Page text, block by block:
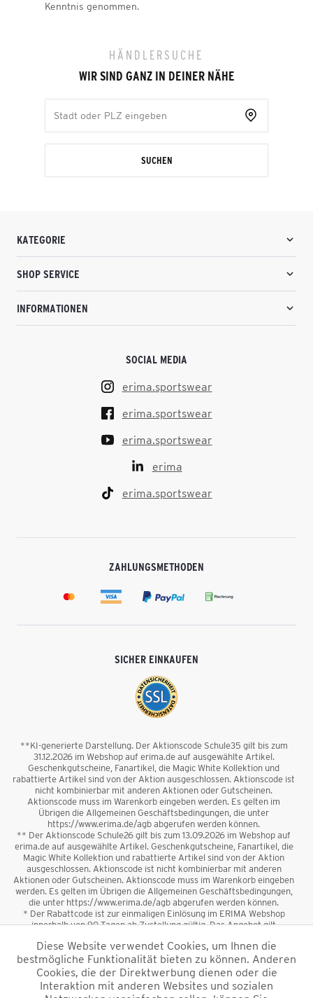
Kenntnis genommen.
HÄNDLERSUCHE
WIR SIND GANZ IN DEINER NÄHE
SUCHEN
KATEGORIE
SHOP SERVICE
INFORMATIONEN
SOCIAL MEDIA
erima.sportswear
erima.sportswear
erima.sportswear
erima
erima.sportswear
ZAHLUNGSMETHODEN
SICHER EINKAUFEN
**KI-generierte Darstellung. Der Aktionscode Schule35 gilt bis zum
31.12.2026 im Webshop auf erima.de auf ausgewählte Artikel.
Geschenkgutscheine, Fanartikel, die Magic White Kollektion und
rabattierte Artikel sind von der Aktion ausgeschlossen. Aktionscode ist
nicht kombinierbar mit anderen Aktionen oder Gutscheinen.
Aktionscode muss im Warenkorb eingeben werden. Es gelten im
Übrigen die Allgemeinen Geschäftsbedingungen, die unter
https://www.erima.de/agb abgerufen werden können.
** Der Aktionscode Schule26 gilt bis zum 13.09.2026 im Webshop auf
erima.de auf ausgewählte Artikel. Geschenkgutscheine, Fanartikel, die
Magic White Kollektion und rabattierte Artikel sind von der Aktion
ausgeschlossen. Aktionscode ist nicht kombinierbar mit anderen
Aktionen oder Gutscheinen. Aktionscode muss im Warenkorb eingeben
werden. Es gelten im Übrigen die Allgemeinen Geschäftsbedingungen,
die unter https://www.erima.de/agb abgerufen werden können.
* Der Rabattcode ist zur einmaligen Einlösung im ERIMA Webshop
innerhalb von 90 Tagen ab Zustellung gültig. Das Angebot gilt
sowie Geschenkgutscheine sind vom Rabatt ausgeschlossen. Der
Rabattcode ist nicht mit anderen Aktionen oder Gutscheinen
kombinierbar. Der Mindestbestellwert beträgt 50 €
Diese Website verwendet Cookies, um Ihnen die
bestmögliche Funktionalität bieten zu können. Anderen
Cookies, die der Direktwerbung dienen oder die
Interaktion mit anderen Websites und sozialen